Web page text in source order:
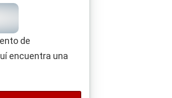
de
encuentra una